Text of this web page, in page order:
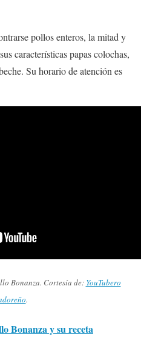
pollos enteros, la mitad y
características papas colochas,
Su horario de atención es
Bonanza. Cortesía de: YouTubero
.
Bonanza y su receta